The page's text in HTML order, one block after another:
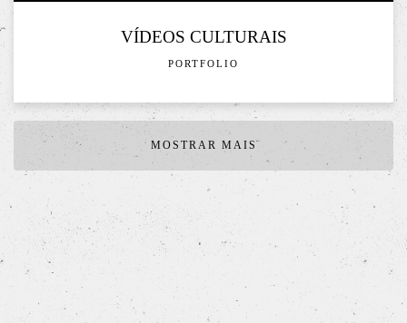
VÍDEOS CULTURAIS
PORTFOLIO
MOSTRAR MAIS